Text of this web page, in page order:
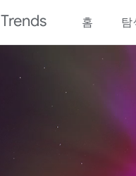
Trends 홈 탐